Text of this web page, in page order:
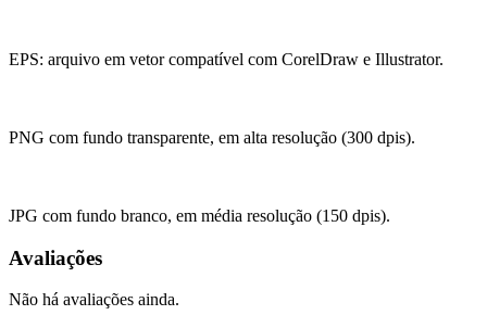
EPS: arquivo em vetor compatível com CorelDraw e Illustrator.
PNG com fundo transparente, em alta resolução (300 dpis).
JPG com fundo branco, em média resolução (150 dpis).
Avaliações
Não há avaliações ainda.